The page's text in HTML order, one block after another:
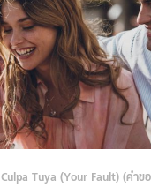
Culpa Tuya (Your Fault) (คำข